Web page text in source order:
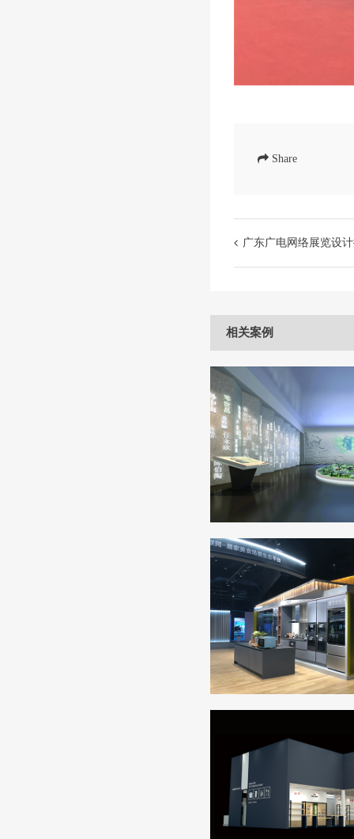
Share
广东广电网络展览设
相关案例